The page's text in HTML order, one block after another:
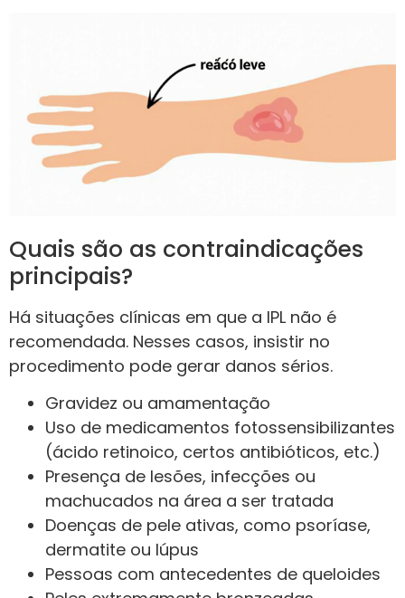
Quais são as contraindicações
principais?
Há situações clínicas em que a IPL não é
recomendada. Nesses casos, insistir no
procedimento pode gerar danos sérios.
Gravidez ou amamentação
Uso de medicamentos fotossensibilizantes
(ácido retinoico, certos antibióticos, etc.)
Presença de lesões, infecções ou
machucados na área a ser tratada
Doenças de pele ativas, como psoríase,
dermatite ou lúpus
Pessoas com antecedentes de queloides